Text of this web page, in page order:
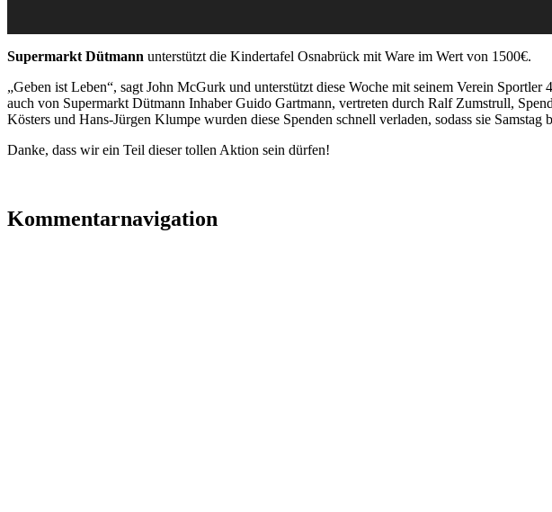
Supermarkt Dütmann unterstützt die Kindertafel Osnabrück mit Ware im Wert von 1500€.
„Geben ist Leben“, sagt John McGurk und unterstützt diese Woche mit seinem Verein
auch von Supermarkt Dütmann Inhaber Guido Gartmann, vertreten durch Ralf Zumstrull,
Kösters und Hans-Jürgen Klumpe wurden diese Spenden schnell verladen, sodass sie Samstag
Danke, dass wir ein Teil dieser tollen Aktion sein dürfen!
Kommentarnavigation